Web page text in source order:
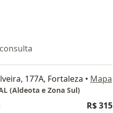
177A, Fortaleza • Mapa
(Aldeota e Zona Sul)
R$ 315